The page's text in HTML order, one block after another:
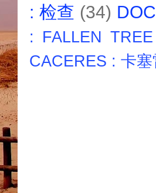
: 检查 (34)
: FALLEN
CACERES : 卡塞